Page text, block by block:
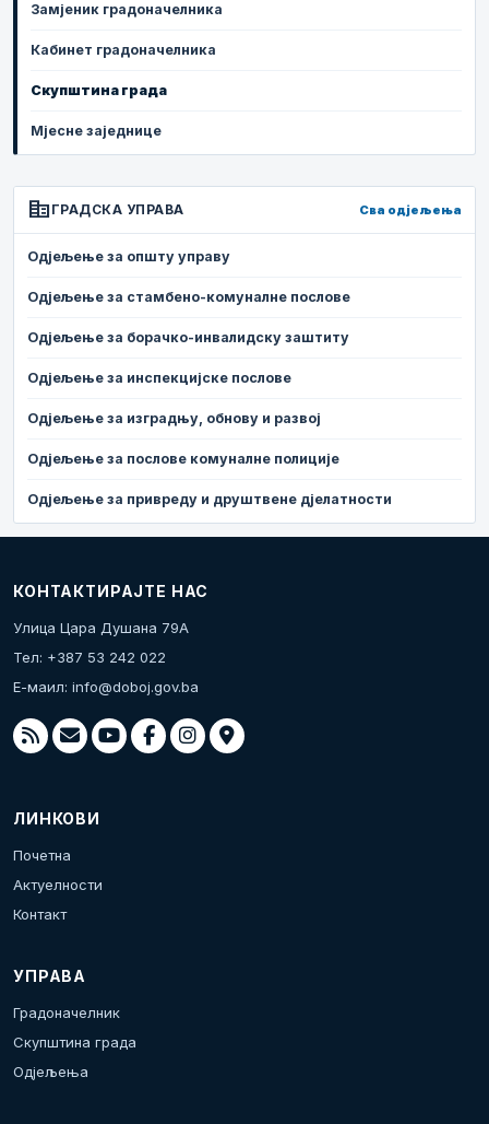
Замјеник градоначелника
Кабинет градоначелника
Скупштина града
Мјесне заједнице
corporate_fare ГРАДСКА УПРАВА Сва одјељења
Одјељење за општу управу
Одјељење за стамбено-комуналне послове
Одјељење за борачко-инвалидску заштиту
Одјељење за инспекцијске послове
Одјељење за изградњу, обнову и развој
Одјељење за послове комуналне полиције
Одјељење за привреду и друштвене дјелатности
КОНТАКТИРАЈТЕ НАС
Улица Цара Душана 79А
Тел: +387 53 242 022
Е-маил: info@doboj.gov.ba
ЛИНКОВИ
Почетна
Актуелности
Контакт
УПРАВА
Градоначелник
Скупштина града
Одјељења